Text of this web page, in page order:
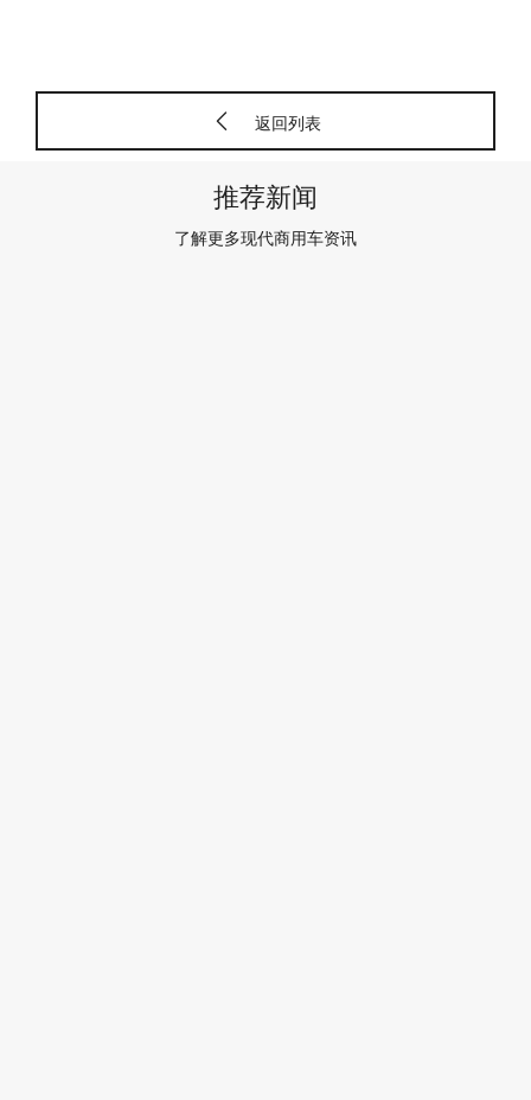
返回列表
推荐新闻
了解更多现代商用车资讯